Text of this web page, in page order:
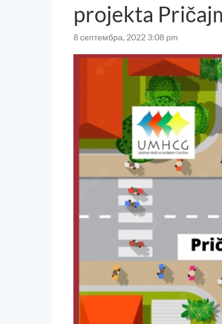
projekta
8 септембра, 2022 3:08 pm